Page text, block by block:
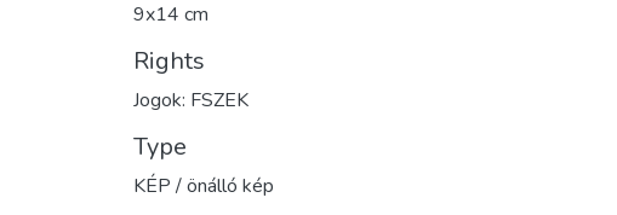
9x14 cm
Rights
Jogok: FSZEK
Type
KÉP / önálló kép